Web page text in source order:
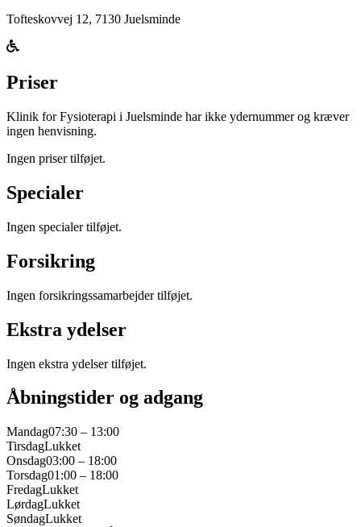
Tofteskovvej 12, 7130 Juelsminde
Priser
Klinik for Fysioterapi i Juelsminde har ikke ydernummer og kræver
ingen henvisning.
Ingen priser tilføjet.
Specialer
Ingen specialer tilføjet.
Forsikring
Ingen forsikringssamarbejder tilføjet.
Ekstra ydelser
Ingen ekstra ydelser tilføjet.
Åbningstider og adgang
Mandag07:30 – 13:00
TirsdagLukket
Onsdag03:00 – 18:00
Torsdag01:00 – 18:00
FredagLukket
LørdagLukket
SøndagLukket